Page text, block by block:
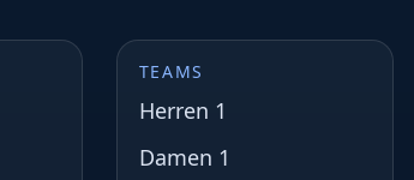
TEAMS
Herren 1
Damen 1